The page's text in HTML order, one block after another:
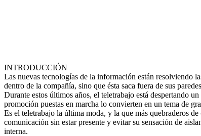
INTRODUCCIÓN
Las nuevas tecnologías de la información están resolviendo
dentro de la compañía, sino que ésta saca fuera de sus
Durante estos últimos años, el teletrabajo está despertando
promoción puestas en marcha lo convierten en un tema de
Es el teletrabajo la última moda, y la que más quebraderos
comunicación sin estar presente y evitar su sensación de
interna.